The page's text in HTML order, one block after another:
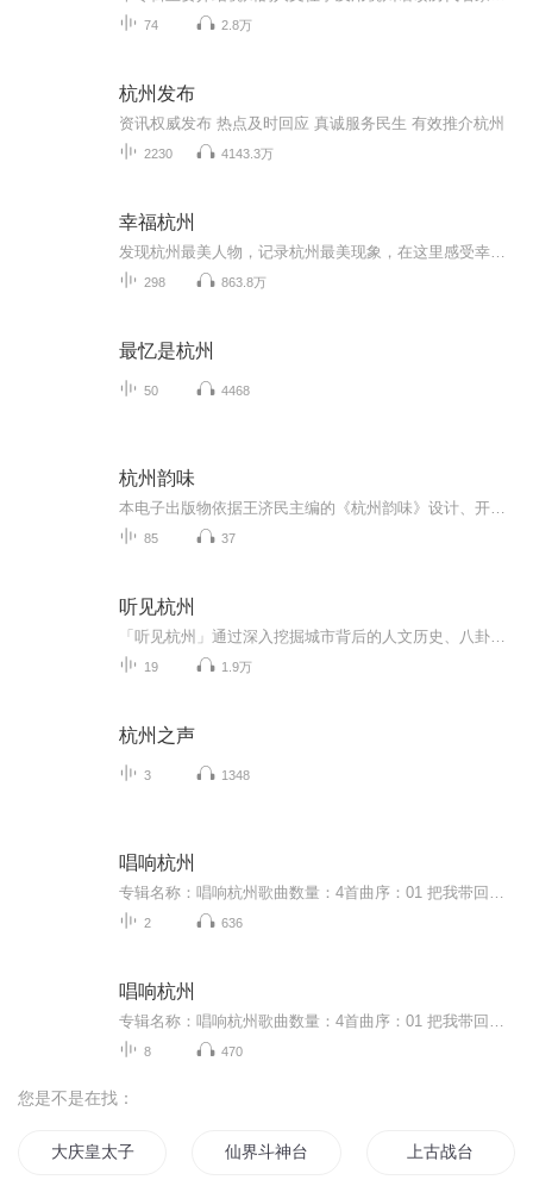
74 2.8万
杭州发布
资讯权威发布 热点及时回应 真诚服务民生 有效推介杭州
2230 4143.3万
幸福杭州
298 863.8万
最忆是杭州
50 4468
杭州韵味
85 37
听见杭州
19 1.9万
杭州之声
3 1348
唱响杭州
2 636
唱响杭州
8 470
您是不是在找：
大庆皇太子 仙界斗神台 上古战台